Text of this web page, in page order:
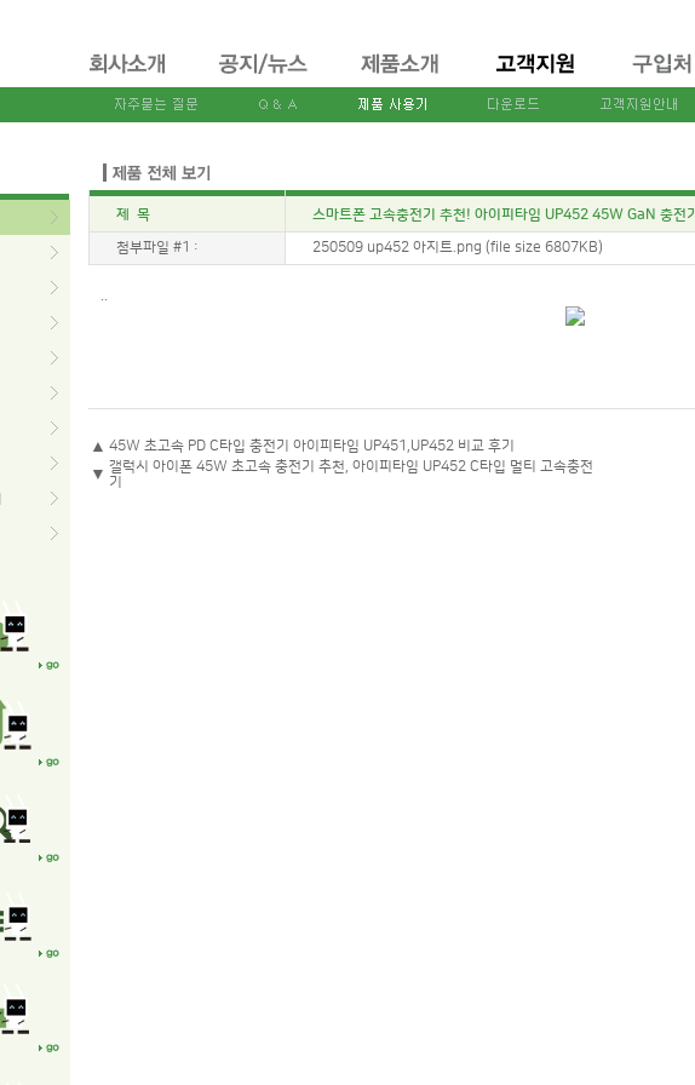
제 목 스마트폰 고속충전기 추천! 아이피타임 UP452 45W GaN 충전기
첨부파일 #1 : 250509 up452 아지트.png (file size 6807KB)
..
▲ 45W 초고속 PD C타입 충전기 아이피타임 UP451,UP452 비교 후기
▼ 갤럭시 아이폰 45W 초고속 충전기 추천, 아이피타임 UP452 C타입 멀티 고속충전
기